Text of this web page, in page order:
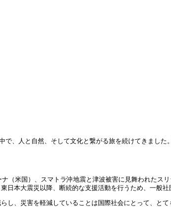
、人と自然、そして文化と繋がる旅を続けてきまし
（米国）、スマトラ沖地震と津波被害に見舞われたス
本大震災以降、断続的な支援活動を行うため、一般
、災害を軽減していることは国際社会にとって、とて